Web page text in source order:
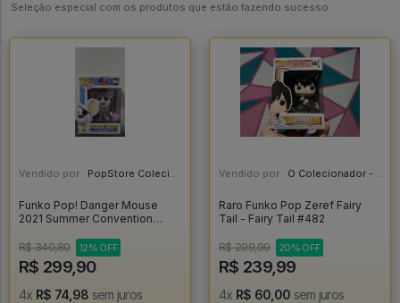
Seleção especial com os produtos que estão fazendo sucesso
Vendido por: PopStore Colecionáveis - MG
Funko Pop! Danger Mouse
2021 Summer Convention
#984
R$ 340,80 12% OFF
R$ 299,90
4x R$ 74,98 sem juros
Vendido por: O Colecionador - SP
Raro Funko Pop Zeref Fairy
Tail - Fairy Tail #482
R$ 299,99 20% OFF
R$ 239,99
4x R$ 60,00 sem juros